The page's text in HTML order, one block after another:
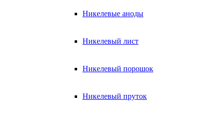
Никелевые аноды
Никелевый лист
Никелевый порошок
Никелевый пруток